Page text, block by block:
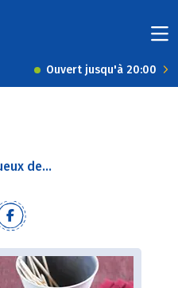
Ouvert jusqu'à 20:00
de...